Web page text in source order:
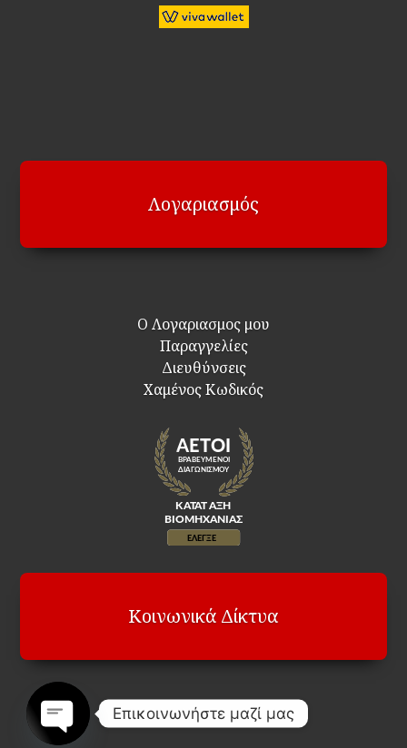
Λογαριασμός
Ο Λογαριασμος μου
Παραγγελίες
Διευθύνσεις
Χαμένος Κωδικός
Κοινωνικά Δίκτυα
Επικοινωνήστε μαζί μας